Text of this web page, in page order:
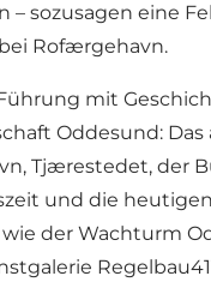
– sozusagen eine
Rofærgehavn.
mit
Oddesund: Das
Tjærestedet, der
und die
der Wachturm